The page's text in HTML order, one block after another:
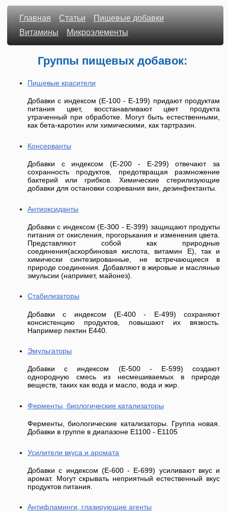
Главная Статьи
Пищевые добавки
Витамины
Микроэлементы
Группы пищевых добавок:
Пищевые красители
Добавки с индексом (E-100 - E-199) придают продуктам
питания цвет, восстанавливают цвет продукта
утраченный при обработке. Могут быть естественными,
как бета-каротин или химическими, как тартразин.
Консерванты
Добавки с индексом (E-200 - E-299) отвечают за
сохранность продуктов, предотвращая размножение
бактерий или грибков. Химические стерилизующие
добавки для остановки созревания вин, дезинфектанты.
Антиоксиданты
Добавки с индексом (E-300 - E-399) защищают продукты
питания от окисления, прогорькания и изменения цвета.
Представляют собой как природные
соединения(аскорбиновая кислота, витамин Е), так и
химически синтезированные, не встречающиеся в
природе соединения. Добавляют в жировые и масляные
эмульсии (напримет, майонез).
Стабилизаторы
Добавки с индексом (E-400 - E-499) сохраняют
консистенцию продуктов, повышают их вязкость.
Например пектин E440.
Эмульгаторы
Добавки с индексом (E-500 - E-599) создают
однородную смесь из несмешиваемых в природе
веществ, таких как вода и масло, вода и жир.
Ферменты, биологические катализаторы
Ферменты, биологические катализаторы. Группа новая.
Добавки в группе в диапазоне Е1100 - Е1105
Усилители вкуса и аромата
Добавки с индексом (E-600 - E-699) усиливают вкус и
аромат. Могут скрывать неприятный естественный вкус
продуктов питания.
Антифламинги, глазирующие агенты